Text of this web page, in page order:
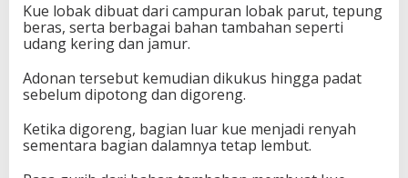
Kue lobak dibuat dari campuran lobak parut, tepung
beras, serta berbagai bahan tambahan seperti
udang kering dan jamur.
Adonan tersebut kemudian dikukus hingga padat
sebelum dipotong dan digoreng.
Ketika digoreng, bagian luar kue menjadi renyah
sementara bagian dalamnya tetap lembut.